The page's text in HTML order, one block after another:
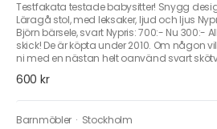
Testfakata testade babysitter! Snygg
Läragå stol, med leksaker, ljud och ljus
Björn bärsele, svart Nypris: 700:- Nu 300:-
skick! De är köpta under 2010. Om någon
ni med en nästan helt oanvänd svart
600 kr
Barnmöbler · Stockholm